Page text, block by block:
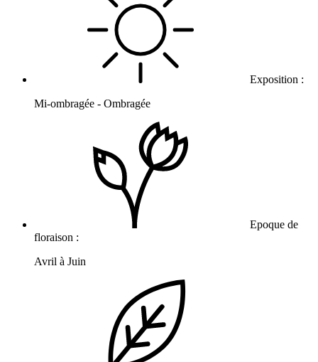
Exposition :
Mi-ombragée - Ombragée
Epoque de
floraison :
Avril à Juin